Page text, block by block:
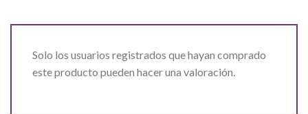
Solo los usuarios registrados que hayan comprado
este producto pueden hacer una valoración.